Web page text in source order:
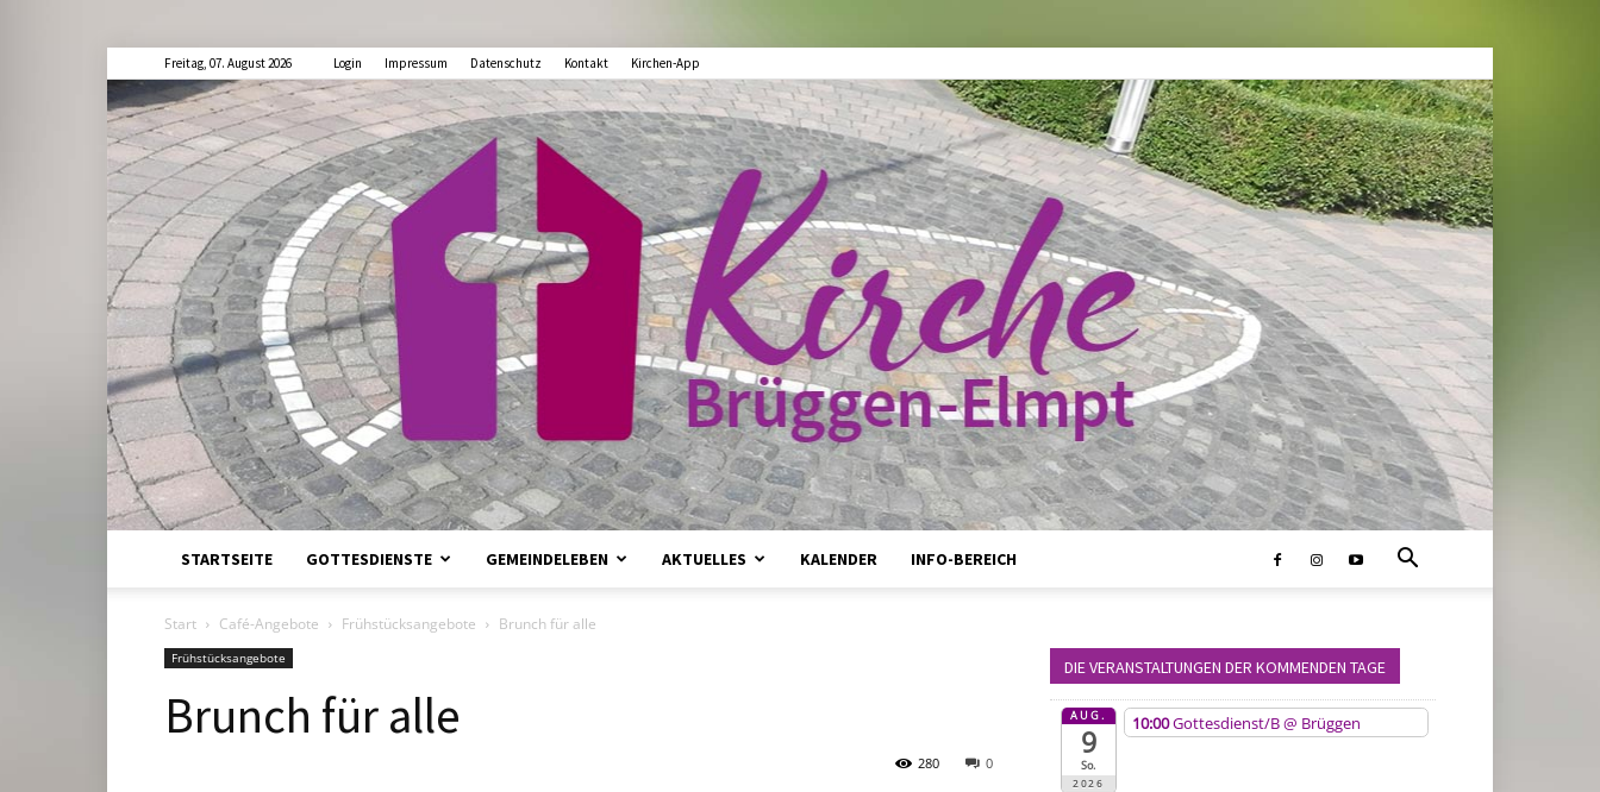
Freitag, 07. August 2026 Login Impressum Datenschutz Kontakt Kirchen-App
STARTSEITE GOTTESDIENSTE GEMEINDELEBEN AKTUELLES KALENDER INFO-BEREICH
Start Café-Angebote Frühstücksangebote Brunch für alle
Frühstücksangebote
Brunch für alle
0
280
DIE VERANSTALTUNGEN DER KOMMENDEN TAGE
AUG.
9
So.
2026
10:00Gottesdienst/B@ Brüggen